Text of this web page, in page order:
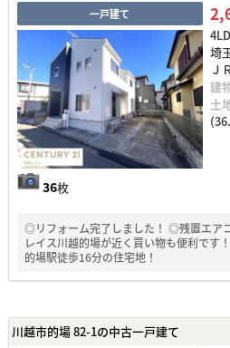
一戸建て
36枚
埼
Ｊ
建
土
◎リフォーム完了しました！ ◎残置エア
レイス川越的場が近く買い物も便利で
的場駅徒歩16分の住宅地！
川越市的場 82-1の中古一戸建て